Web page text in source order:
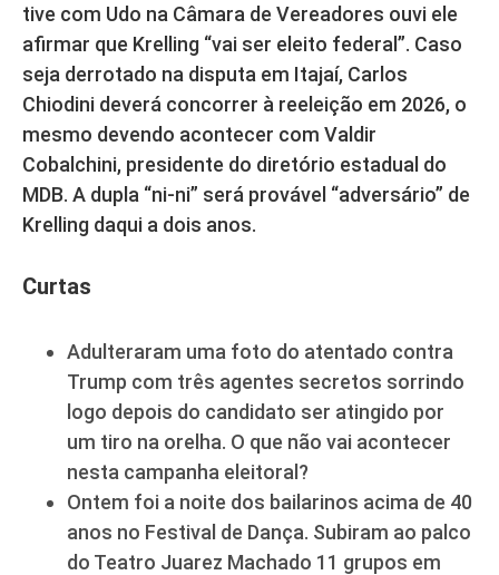
tive com Udo na Câmara de Vereadores ouvi ele
afirmar que Krelling “vai ser eleito federal”. Caso
seja derrotado na disputa em Itajaí, Carlos
Chiodini deverá concorrer à reeleição em 2026, o
mesmo devendo acontecer com Valdir
Cobalchini, presidente do diretório estadual do
MDB. A dupla “ni-ni” será provável “adversário” de
Krelling daqui a dois anos.
Curtas
Adulteraram uma foto do atentado contra
Trump com três agentes secretos sorrindo
logo depois do candidato ser atingido por
um tiro na orelha. O que não vai acontecer
nesta campanha eleitoral?
Ontem foi a noite dos bailarinos acima de 40
anos no Festival de Dança. Subiram ao palco
do Teatro Juarez Machado 11 grupos em